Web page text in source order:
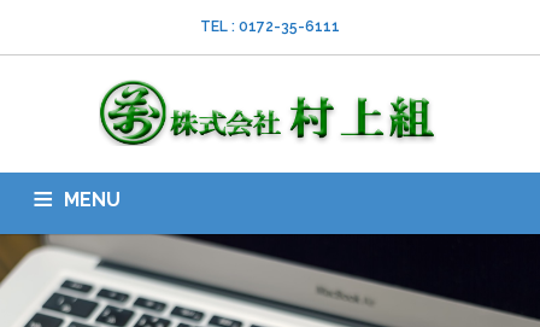
TEL : 0172-35-6111
MENU
HOME 会社案内 ISO 業務内容
スタッフブログ お問い合わせ ダウンロード